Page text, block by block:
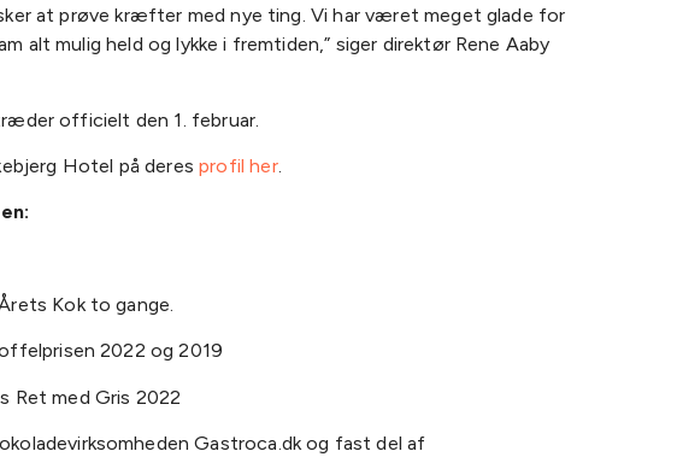
at prøve kræfter med nye ting. Vi har været meget glade for
alt mulig held og lykke i fremtiden,” siger direktør Rene Aaby
officielt den 1. februar.
Hotel på deresprofil her.
Kok to gange.
2022 og 2019
Ret med Gris 2022
Gastroca.dk og fast del af